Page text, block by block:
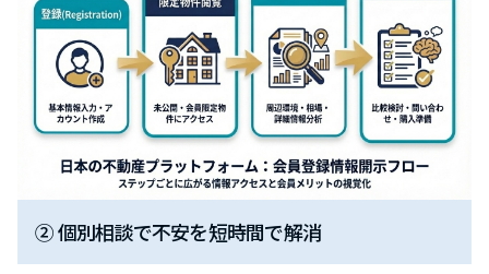
② 個別相談で不安を短時間で解消